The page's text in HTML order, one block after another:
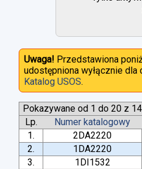
Uwaga! Przedstawiona
udostępniona wyłącznie
Katalog USOS.
Pokazywane od 1 do 20 z
Lp.
Numer katalogowy
1.
2DA2220
2.
1DA2220
3.
1DI1532